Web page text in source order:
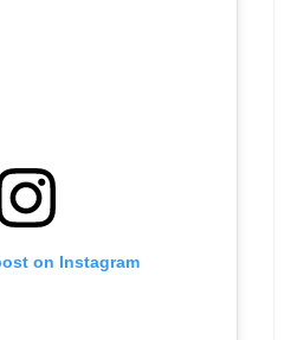
on Instagram